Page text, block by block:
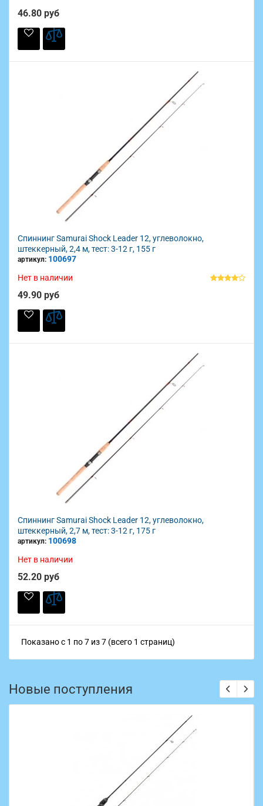
46.80 руб
Спиннинг Samurai Shock Leader 12, углеволокно,
штеккерный, 2,4 м, тест: 3-12 г, 155 г
артикул: 100697
Нет в наличии
49.90 руб
Спиннинг Samurai Shock Leader 12, углеволокно,
штеккерный, 2,7 м, тест: 3-12 г, 175 г
артикул: 100698
Нет в наличии
52.20 руб
Показано с 1 по 7 из 7 (всего 1 страниц)
Новые поступления